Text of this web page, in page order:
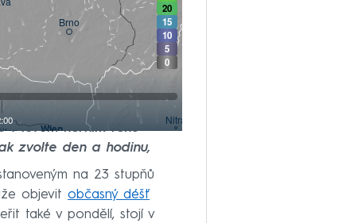
v levém horním rohu
zvolte den a hodinu,
na 23 stupňů
objevit občasný déšť
také v pondělí, stojí v